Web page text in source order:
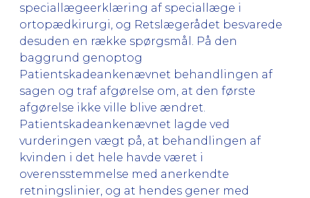
speciallægeerklæring af speciallæge i
ortopædkirurgi, og Retslægerådet besvarede
desuden en række spørgsmål. På den
baggrund genoptog
Patientskadeankenævnet behandlingen af
sagen og traf afgørelse om, at den første
afgørelse ikke ville blive ændret.
Patientskadeankenævnet lagde ved
vurderingen vægt på, at behandlingen af
kvinden i det hele havde været i
overensstemmelse med anerkendte
retningslinier, og at hendes gener med